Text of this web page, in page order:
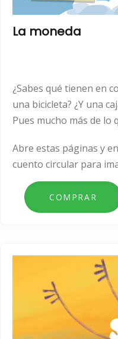
La moneda
¿Sabes qué tienen en
una bicicleta? ¿Y una
Pues mucho más de lo
Abre estas páginas y
cuento circular para